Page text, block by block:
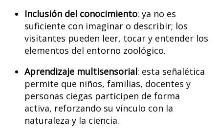
Inclusión del conocimiento: ya no es
suficiente con imaginar o describir; los
visitantes pueden leer, tocar y entender los
elementos del entorno zoológico.
Aprendizaje multisensorial: esta señalética
permite que niños, familias, docentes y
personas ciegas participen de forma
activa, reforzando su vínculo con la
naturaleza y la ciencia.